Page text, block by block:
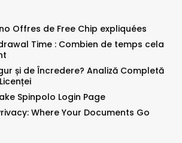
Offres de Free Chip expliquées
Time : Combien de temps cela
și de Încredere? Analiză Completă
Spinpolo Login Page
Where Your Documents Go